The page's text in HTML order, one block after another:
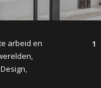
arbeid en
1